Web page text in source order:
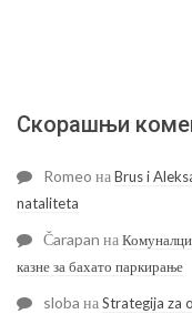
Скорашњи
Romeo наBrus i
nataliteta
Čarapan на
казне за бахато паркирање
sloba наStrategija za